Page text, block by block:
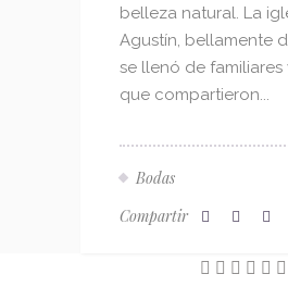
belleza natural. La
Agustín, bellamente
se llenó de familiares
que compartieron...
Bodas
Compartir